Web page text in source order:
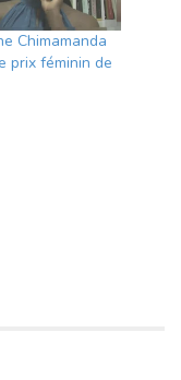
Chimamanda
prix féminin de